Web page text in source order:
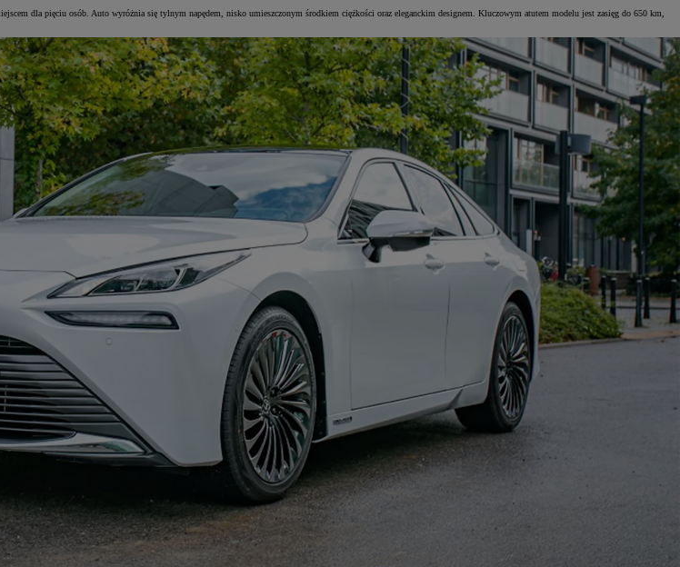
dla pięciu osób. Auto wyróżnia się tylnym napędem, nisko umieszczonym środkiem ciężkości oraz eleganckim designem. Kluczowym atutem modelu jest zasięg do 650 km,